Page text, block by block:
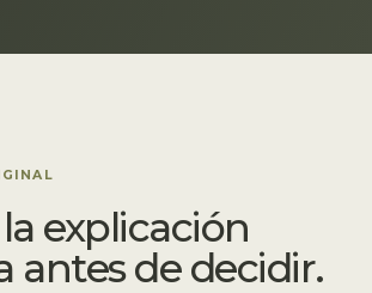
explicación
antes de decidir.